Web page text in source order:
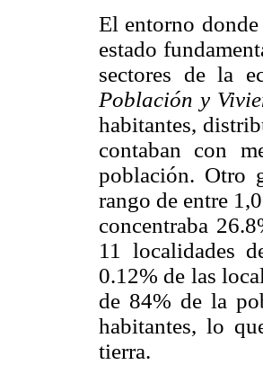
El entorno
estado
sectores de la
Población y
habitantes,
contaban con
población. Otro
rango de entre
concentraba
11 localidades
0.12% de las
de 84% de la
habitantes, lo
tierra.